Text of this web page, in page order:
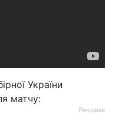
України
матчу:
Реклама